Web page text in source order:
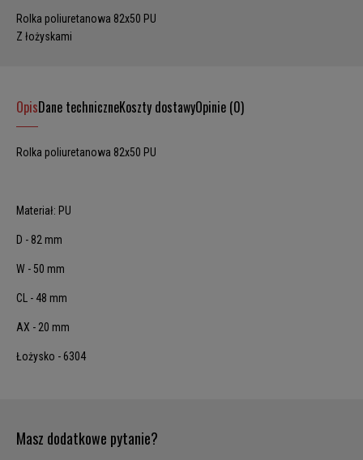
Rolka poliuretanowa 82x50 PU
Z łożyskami
OpisDane techniczneKoszty dostawyOpinie (0)
Rolka poliuretanowa 82x50 PU
Materiał: PU
D - 82 mm
W - 50 mm
CL - 48 mm
AX - 20 mm
Łożysko - 6304
Masz dodatkowe pytanie?